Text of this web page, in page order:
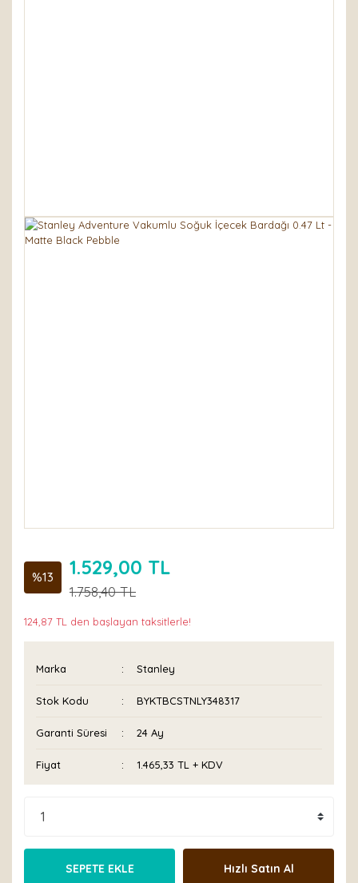
%13 1.529,00 TL
1.758,40 TL
124,87 TL den başlayan taksitlerle!
Marka Stanley
Stok Kodu BYKTBCSTNLY348317
Garanti Süresi 24 Ay
Fiyat 1.465,33 TL + KDV
SEPETE EKLE Hızlı Satın Al